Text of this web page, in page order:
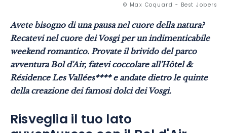
© Max Coquard - Best Jobers
Avete bisogno di una pausa nel cuore della natura?
Recatevi nel cuore dei Vosgi per un indimenticabile
weekend romantico. Provate il brivido del parco
avventura Bol d'Air, fatevi coccolare all'Hôtel &
Résidence Les Vallées**** e andate dietro le quinte
della creazione dei famosi dolci dei Vosgi.
Risveglia il tuo lato